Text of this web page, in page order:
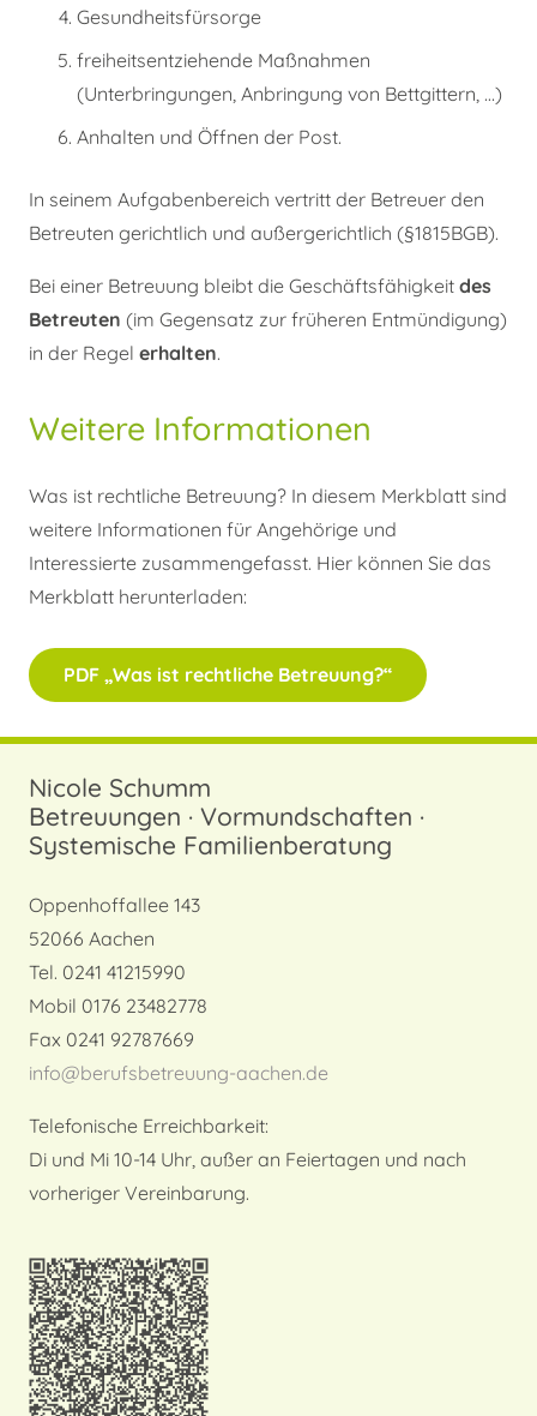
Gesundheitsfürsorge
freiheitsentziehende Maßnahmen
(Unterbringungen, Anbringung von Bettgittern, …)
Anhalten und Öffnen der Post.
In seinem Aufgabenbereich vertritt der Betreuer den
Betreuten gerichtlich und außergerichtlich (§1815BGB).
Bei einer Betreuung bleibt die Geschäftsfähigkeit des
Betreuten (im Gegensatz zur früheren Entmündigung)
in der Regel erhalten.
Weitere Informationen
Was ist rechtliche Betreuung? In diesem Merkblatt sind
weitere Informationen für Angehörige und
Interessierte zusammengefasst. Hier können Sie das
Merkblatt herunterladen:
PDF „Was ist rechtliche Betreuung?“
Nicole Schumm
Betreuungen · Vormundschaften ·
Systemische Familienberatung
Oppenhoffallee 143
52066 Aachen
Tel. 0241 41215990
Mobil 0176 23482778
Fax 0241 92787669
info@berufsbetreuung-aachen.de
Telefonische Erreichbarkeit:
Di und Mi 10-14 Uhr, außer an Feiertagen und nach
vorheriger Vereinbarung.